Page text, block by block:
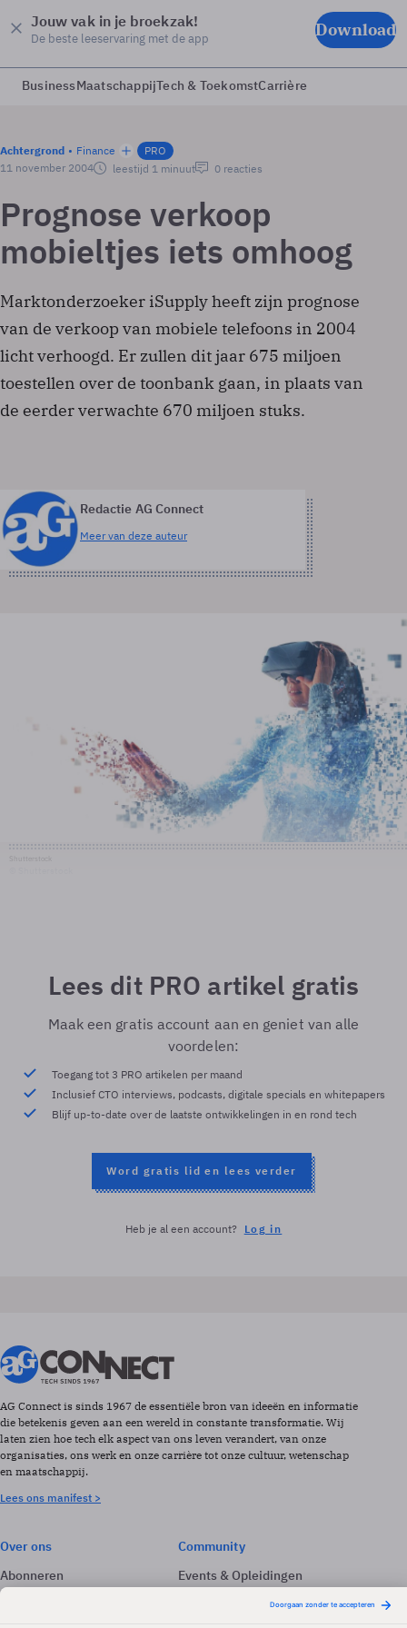
Jouw vak in je broekzak!
De beste leeservaring met de app Download
BusinessMaatschappijTech & ToekomstCarrière
Achtergrond Finance
PRO
11 november 2004
leestijd 1 minuut 0 reacties
Prognose verkoop
mobieltjes iets omhoog
Marktonderzoeker iSupply heeft zijn prognose
van de verkoop van mobiele telefoons in 2004
licht verhoogd. Er zullen dit jaar 675 miljoen
toestellen over de toonbank gaan, in plaats van
de eerder verwachte 670 miljoen stuks.
Redactie AG Connect
Meer van deze auteur
Lees dit PRO artikel gratis
Maak een gratis account aan en geniet van alle
voordelen:
Toegang tot 3 PRO artikelen per maand
Inclusief CTO interviews, podcasts, digitale specials en whitepapers
Blijf up-to-date over de laatste ontwikkelingen in en rond tech
Word gratis lid en lees verder
Heb je al een account? Log in
AG Connect is sinds 1967 de essentiële bron van ideeën en informatie
die betekenis geven aan een wereld in constante transformatie. Wij
laten zien hoe tech elk aspect van ons leven verandert, van onze
organisaties, ons werk en onze carrière tot onze cultuur, wetenschap
en maatschappij.
Lees ons manifest >
Over ons
Abonneren
Adverteren
Community
Events & Opleidingen